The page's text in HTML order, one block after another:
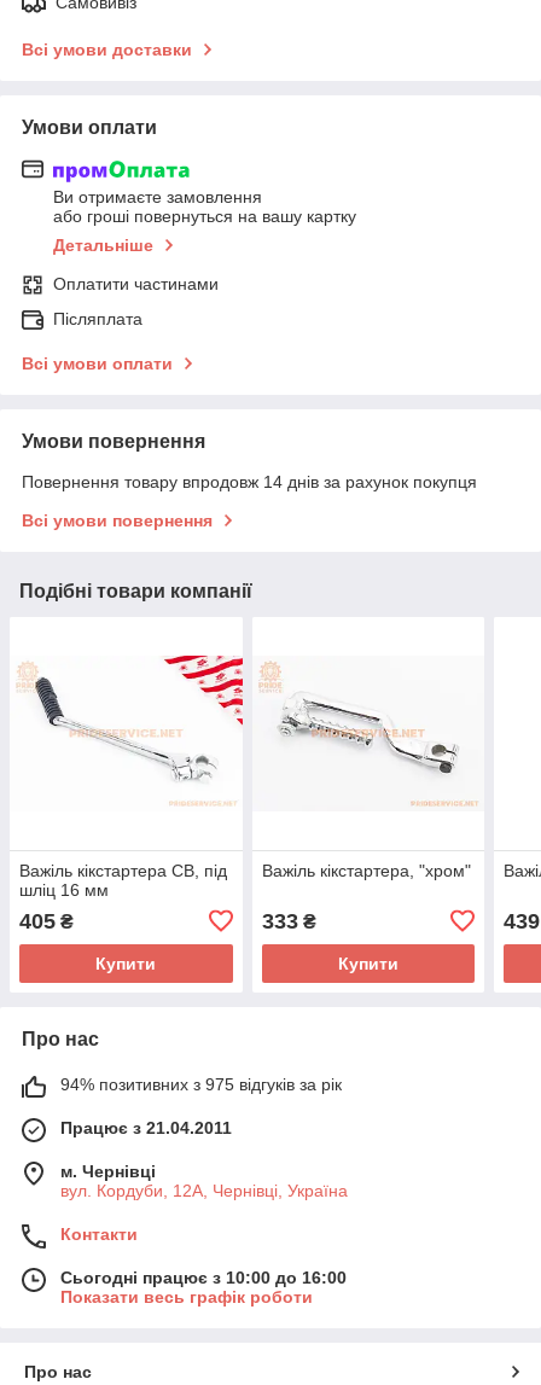
Всі умови доставки
Умови оплати
Ви отримаєте замовлення
або гроші повернуться на вашу картку
Детальніше
Оплатити частинами
Післяплата
Всі умови оплати
Умови повернення
Повернення товару впродовж 14 днів за рахунок покупця
Всі умови повернення
Подібні товари компанії
Важіль кікстартера CB, під
шліц 16 мм
405 ₴
Купити
Важіль кікстартера, "хром"
333₴
Купити
439
Про нас
94% позитивних з 975 відгуків за рік
Працює з 21.04.2011
м. Чернівці
вул. Кордуби, 12А, Чернівці, Україна
Контакти
Сьогодні працює з 10:00 до 16:00
Показати весь графік роботи
Про нас